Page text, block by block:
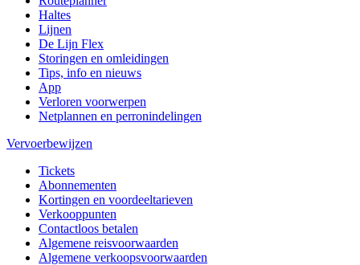
Haltes
Lijnen
De Lijn Flex
Storingen en omleidingen
Tips, info en nieuws
App
Verloren voorwerpen
Netplannen en perronindelingen
Vervoerbewijzen
Tickets
Abonnementen
Kortingen en voordeeltarieven
Verkooppunten
Contactloos betalen
Algemene reisvoorwaarden
Algemene verkoopsvoorwaarden